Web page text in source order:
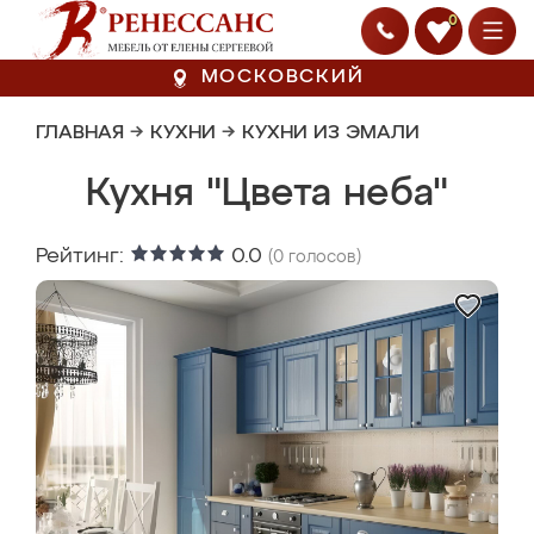
0
МОСКОВСКИЙ
ГЛАВНАЯ → КУХНИ → КУХНИ ИЗ ЭМАЛИ
Кухня "Цвета неба"
Рейтинг: 0.0 (0 голосов)